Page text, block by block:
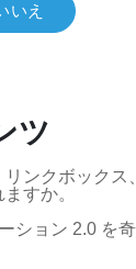
いえ
ツ
ンクボックス
すか。
ション 2.0 を